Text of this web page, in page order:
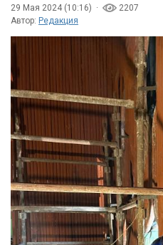
29 Мая 2024 (10:16) ·
2207
Автор: Редакция